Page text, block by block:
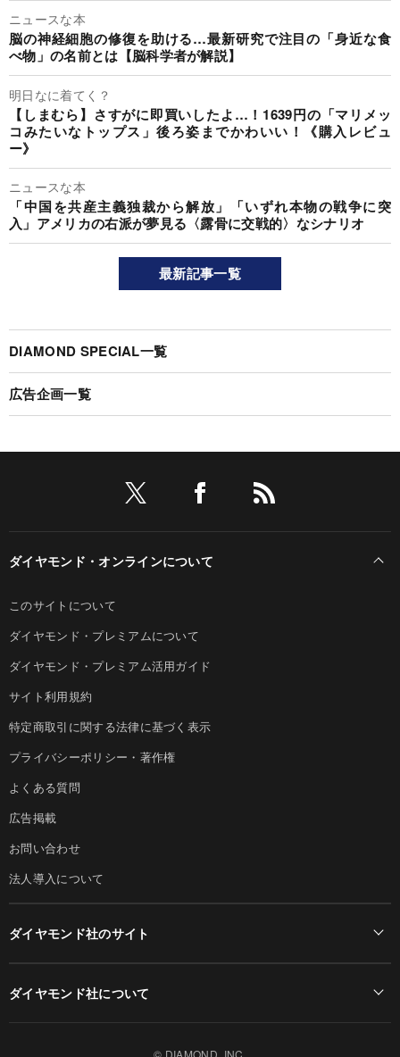
ニュースな本
脳の神経細胞の修復を助ける…最新研究で注目の「身近な食
べ物」の名前とは【脳科学者が解説】
明日なに着てく？
【しまむら】さすがに即買いしたよ…！1639円の「マリメッ
コみたいなトップス」後ろ姿までかわいい！《購入レビュ
ー》
ニュースな本
「中国を共産主義独裁から解放」「いずれ本物の戦争に突
入」アメリカの右派が夢見る〈露骨に交戦的〉なシナリオ
最新記事一覧
DIAMOND SPECIAL一覧
広告企画一覧
ダイヤモンド・オンラインについて
このサイトについて
ダイヤモンド・プレミアムについて
ダイヤモンド・プレミアム活用ガイド
サイト利用規約
特定商取引に関する法律に基づく表示
プライバシーポリシー・著作権
よくある質問
広告掲載
お問い合わせ
法人導入について
ダイヤモンド社のサイト
ダイヤモンド社について